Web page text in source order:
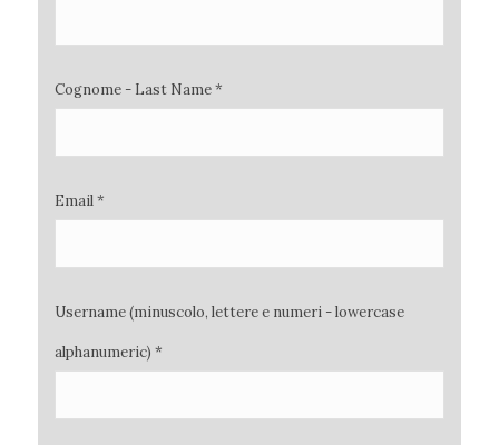
Cognome - Last Name *
Email *
Username (minuscolo, lettere e numeri - lowercase
alphanumeric) *